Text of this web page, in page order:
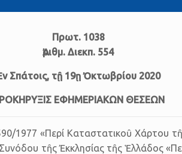
Πρωτ. 1038
Ἀριθμ. Δι­εκπ. 554
Σπά­τοις, τῇ 19ῃ Ὀκτωβρίου 2020
ΕΦΗΜΕΡΙΑΚΩΝ ΘΕΣΕΩΝ
1977 «Περί Καταστατικοῦ Χάρτου
τῆς Ἐκκλησίας τῆς Ἑλλάδος